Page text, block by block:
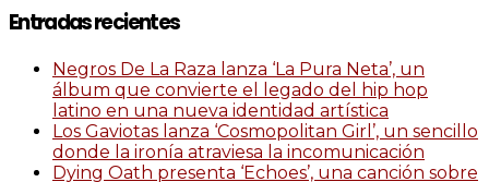
Entradas recientes
Negros De La Raza lanza ‘La Pura Neta’, un
álbum que convierte el legado del hip hop
latino en una nueva identidad artística
Los Gaviotas lanza ‘Cosmopolitan Girl’, un sencillo
donde la ironía atraviesa la incomunicación
Dying Oath presenta ‘Echoes’, una canción sobre